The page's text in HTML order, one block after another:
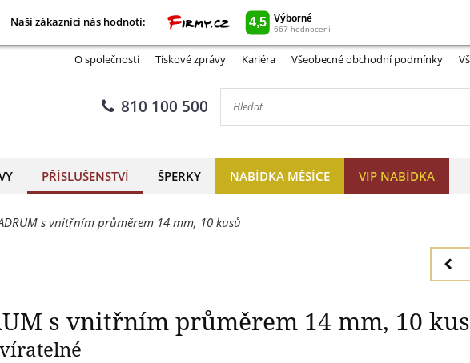
Naši zákazníci nás hodnotí:
O společnosti Tiskové zprávy Kariéra Všeobecné obchodní podmínky
810 100 500
PŘÍSLUŠENSTVÍ ŠPERKY NABÍDKA MĚSÍCE VIP NABÍDKA
s vnitřním průměrem 14 mm, 10 kusů
s vnitřním průměrem 14 mm, 10
s vnitřním průměrem 14
Naši zákazníci nás hodnotí: